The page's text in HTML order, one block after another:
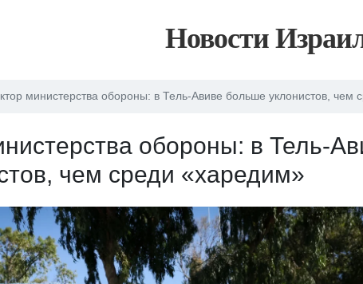
Новости
министерства обороны: в Тель-Авиве больше уклонистов, чем
обороны: в Тель-
чем среди «харедим»